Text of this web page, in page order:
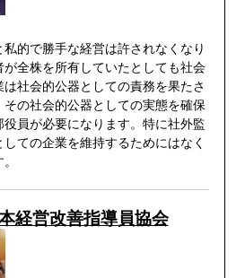
的で勝手な経営は許されなくなり
が全株を所有していたとしても社会
社会的公器としての責務を果たさ
の社会的公器としての実態を確保
員が必要になります。特に社外監
ての企業を維持するためにはなく
経営改善指導員協会